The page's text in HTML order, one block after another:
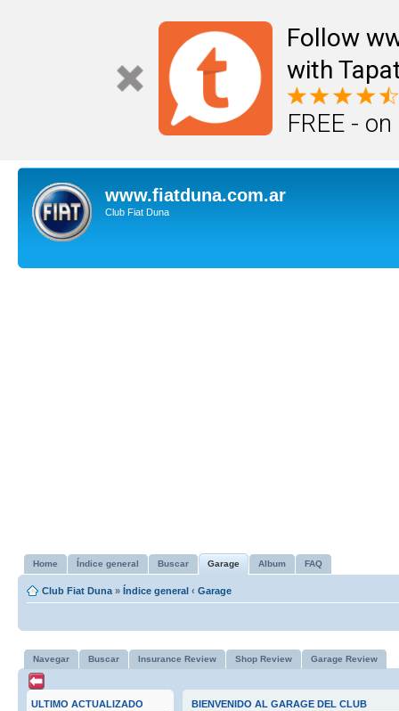
Follow
with
FREE -
www.fiatduna.com.ar
Club Fiat Duna
Home Índice general Buscar Garage Album FAQ
Club Fiat Duna » Índice general ‹ Garage
Navegar Buscar Insurance Review Shop Review Garage Review
ULTIMO ACTUALIZADO BIENVENIDO AL GARAGE DEL CLUB